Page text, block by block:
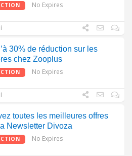
No Expires
30% de réduction sur les
chez Zooplus
No Expires
toutes les meilleures offres
Newsletter Divoza
No Expires